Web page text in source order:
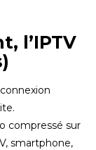
l’IPTV
compressé sur
smartphone,